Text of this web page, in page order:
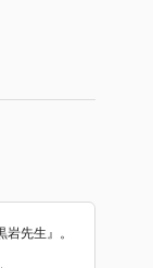
先生』。